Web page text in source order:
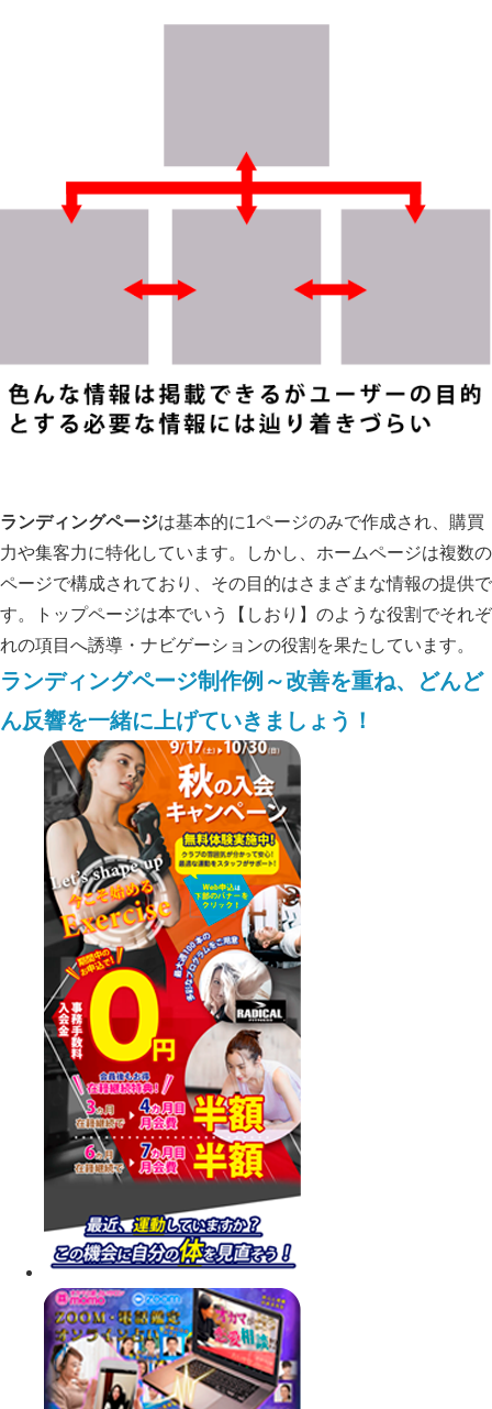
ランディングページは基本的に1ページのみで作成され、購買
力や集客力に特化しています。しかし、ホームページは複数の
ページで構成されており、その目的はさまざまな情報の提供で
す。トップページは本でいう【しおり】のような役割でそれぞ
れの項目へ誘導・ナビゲーションの役割を果たしています。
ランディングページ制作例～改善を重ね、どんど
ん反響を一緒に上げていきましょう！